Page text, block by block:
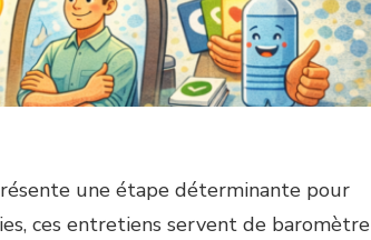
une étape déterminante pour
ces entretiens servent de baromètre